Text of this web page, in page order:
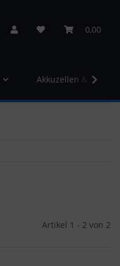
0,00
Akkuzellen &
Artikel 1 - 2 von 2